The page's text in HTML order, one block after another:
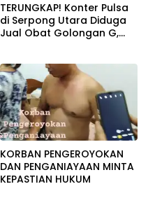
TERUNGKAP! Konter Pulsa
di Serpong Utara Diduga
Jual Obat Golongan G,
KORBAN PENGEROYOKAN
DAN PENGANIAYAAN MINTA
KEPASTIAN HUKUM